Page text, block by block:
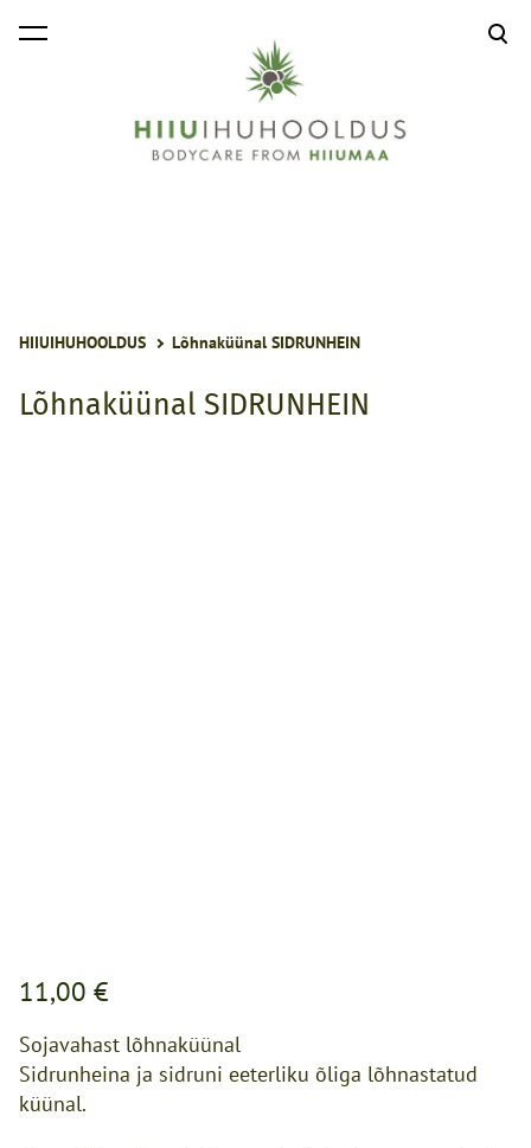
lisati ostukorvi. Vaata ostukorvi
HIIUIHUHOOLDUS Lõhnaküünal SIDRUNHEIN
Lõhnaküünal SIDRUNHEIN
11,00 €
Sojavahast lõhnaküünal
Sidrunheina ja sidruni eeterliku õliga lõhnastatud
küünal.